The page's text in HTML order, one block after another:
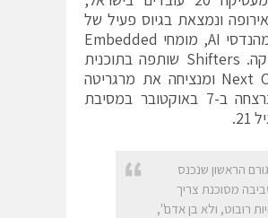
ונמצאת בגיוס פעיל של
עובדים מהנדסי AI, מומחי Embedded
ומכטרוניקה. Shifters שותפה בתוכנית
Next October ומנציחה את מרגריטה
גוסק שנרצחה ב-7 באוקטובר במסיבת
הראשון שנכנס
מסוכנת צריך
רובוט, ולא בן אדם",